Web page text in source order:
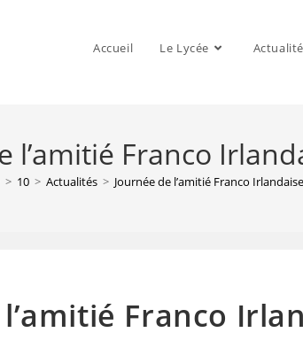
Accueil Le Lycée
l’amitié Franco
> 10 > Actualités > Journée de l’amitié Franco Irlandaise
Franco